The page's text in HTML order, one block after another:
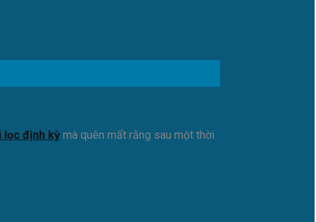
lọc định kỳ mà quên mất rằng sau một thời